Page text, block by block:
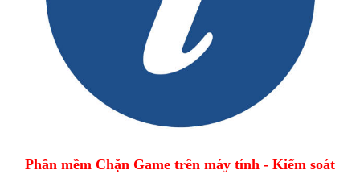
Phần mềm Chặn Game trên máy tính - Kiểm soát